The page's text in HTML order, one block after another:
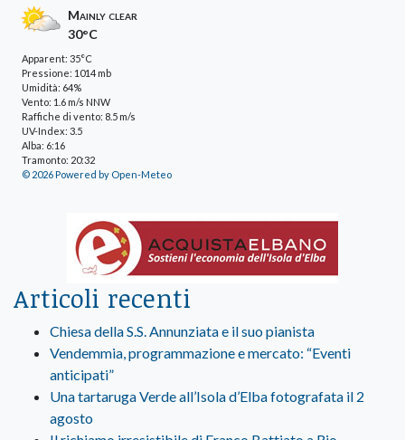
Mainly clear
30°C
Apparent: 35°C
Pressione: 1014 mb
Umidità: 64%
Vento: 1.6 m/s NNW
Raffiche di vento: 8.5 m/s
UV-Index: 3.5
Alba: 6:16
Tramonto: 20:32
© 2026 Powered by Open-Meteo
Articoli recenti
Chiesa della S.S. Annunziata e il suo pianista
Vendemmia, programmazione e mercato: “Eventi
anticipati”
Una tartaruga Verde all’Isola d’Elba fotografata il 2
agosto